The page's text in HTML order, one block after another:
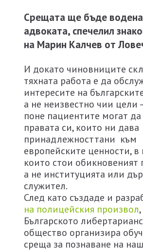
Срещата ще бъде
адвоката, спечелил
на Марин Калчев от
И докато чиновниците
тяхната работа е да
интересите на
а не неизвестно чии цели
поне пациентите могат да
правата си, които ни дава
принадлежносттани към
европейските ценности, в
които стои обикновеният
а не институцията или
служител.
След като създаде и
на полицейския произвол,
Българското
общество организира
среща за познаване на